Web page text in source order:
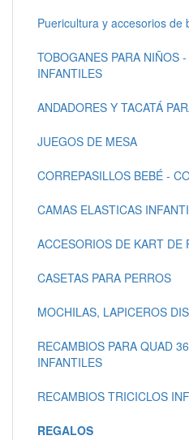
Puericultura y accesorios de
TOBOGANES PARA NIÑOS
INFANTILES
ANDADORES Y TACATÁ
JUEGOS DE MESA
CORREPASILLOS BEBÉ -
CAMAS ELASTICAS
ACCESORIOS DE KART DE
CASETAS PARA PERROS
MOCHILAS, LAPICEROS
RECAMBIOS PARA QUAD
INFANTILES
RECAMBIOS TRICICLOS
REGALOS